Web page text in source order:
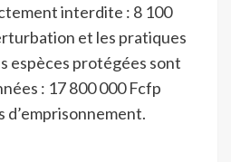
interdite : 8 100
et les pratiques
espèces protégées sont
: 17 800 000 Fcfp
d’emprisonnement.